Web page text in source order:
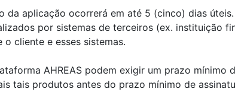
aplicação ocorrerá em até 5 (cinco) dias
por sistemas de terceiros (ex. instituição
cliente e esses sistemas.
AHREAS podem exigir um prazo mínimo
tais produtos antes do prazo mínimo de